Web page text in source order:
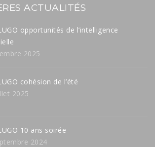
ACTUALITÉS
opportunités de l’intelligence
2025
cohésion de l’été
2025
10 ans soirée
2024